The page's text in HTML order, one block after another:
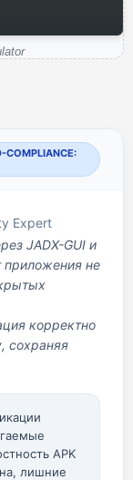
COMPLIANCE:
Expert
JADX-GUI и
приложения не
корректно
сохраняя
APK
лишние